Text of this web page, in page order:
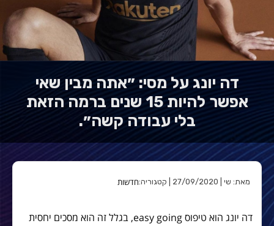
דה יונג על מסי: ״אתה מבין שאי
אפשר להיות 15 שנים ברמה הזאת
בלי עבודה קשה״.
מאת: שי | 27/09/2020 | קטגוריה: חדשות
דה יונג הוא טיפוס easy going, בגלל זה הוא מסכים יחסית